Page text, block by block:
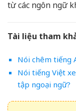
từ các ngôn ngữ
Tài liệu tham
Nói chêm tiếng
Nói tiếng Việt
tập ngoại ngữ?